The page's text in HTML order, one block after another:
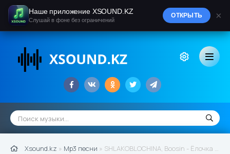
Xsound.kz » Mp3 песни » SHLAKOBLOCHINA, Boosin - Ёлочка (2021)
Наше приложение XSOUND.KZ
Слушай в фоне без ограничений
ОТКРЫТЬ ×